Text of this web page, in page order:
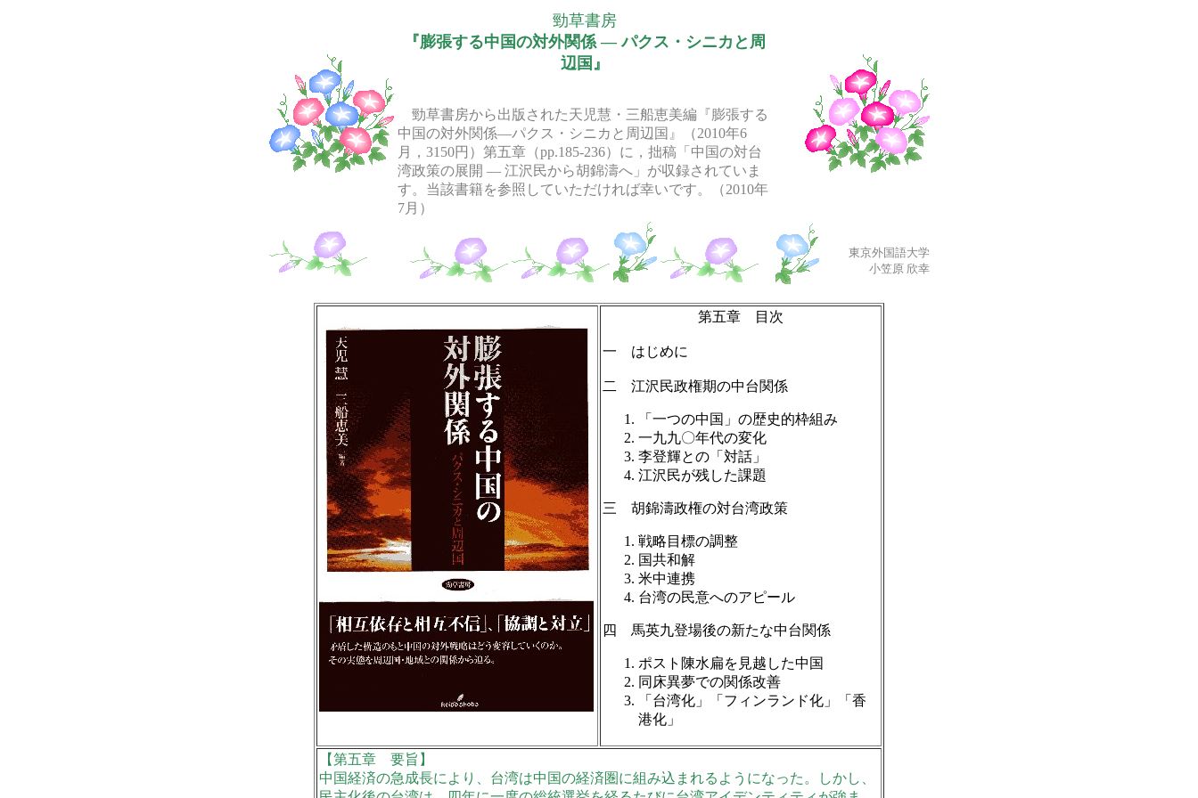
勁草書房
『膨張する中国の対外関係 ― パクス・シニカと周
辺国』
勁草書房から出版された天児慧・三船恵美編『膨張する
中国の対外関係―パクス・シニカと周辺国』（2010年6
月，3150円）第五章（pp.185-236）に，拙稿「中国の対台
湾政策の展開 ― 江沢民から胡錦濤へ」が収録されていま
す。当該書籍を参照していただければ幸いです。（2010年
7月）
東京外国語大学
小笠原 欣幸
第五章 目次
一 はじめに
二 江沢民政権期の中台関係
「一つの中国」の歴史的枠組み
一九九〇年代の変化
李登輝との「対話」
江沢民が残した課題
三 胡錦濤政権の対台湾政策
戦略目標の調整
国共和解
米中連携
台湾の民意へのアピール
四 馬英九登場後の新たな中台関係
ポスト陳水扁を見越した中国
同床異夢での関係改善
「台湾化」「フィンランド化」「香
港化」
【第五章 要旨】
中国経済の急成長により、台湾は中国の経済圏に組み込まれるようになった。しかし、